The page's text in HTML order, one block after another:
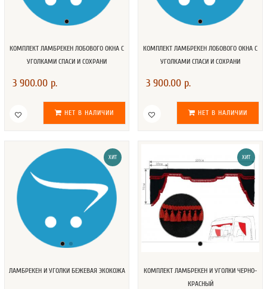
КОМПЛЕКТ ЛАМБРЕКЕН ЛОБОВОГО ОКНА C
УГОЛКАМИ СПАСИ И СОХРАНИ
3 900.00 р.
НЕТ В НАЛИЧИИ
КОМПЛЕКТ ЛАМБРЕКЕН ЛОБОВОГО ОКНА C
УГОЛКАМИ СПАСИ И СОХРАНИ
3 900.00 р.
НЕТ В НАЛИЧИИ
ХИТ
ЛАМБРЕКЕН И УГОЛКИ БЕЖЕВАЯ ЭКОКОЖА
ХИТ
КОМПЛЕКТ ЛАМБРЕКЕН И УГОЛКИ ЧЕРНО-
КРАСНЫЙ